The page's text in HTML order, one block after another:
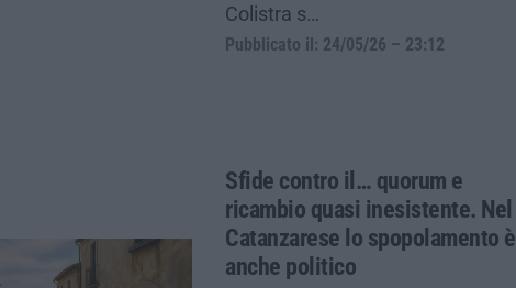
Colistra s…
Pubblicato il: 24/05/26 – 23:12
Sfide contro il… quorum e
ricambio quasi inesistente. Nel
Catanzarese lo spopolamento è
anche politico